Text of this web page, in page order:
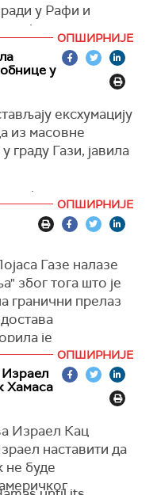
у Рафи и
је здравствена
енклаве
рекао је
ОПШИРНИЈЕ
у
ексхумацију
из масовне
Гази, јавила
је за катарску
Палестинаца
како наводи,
а да су нека
пронашли су
болнице
тела, саопштила
за медије.
ОПШИРНИЈЕ
Газе налазе
због тога што је
гранични прелаз
је
за
послова у свом
ОПШИРНИЈЕ
Хамаса
Израел Кац
наставити да
не буде